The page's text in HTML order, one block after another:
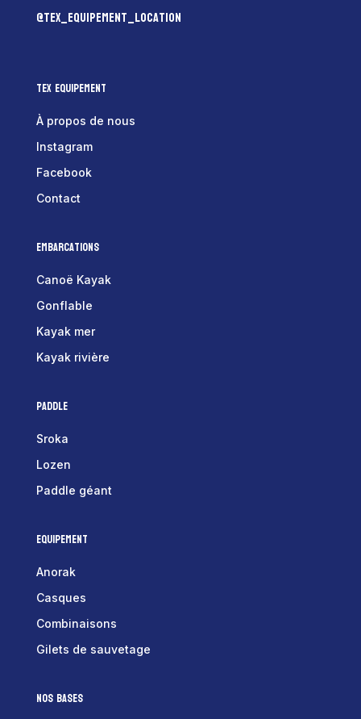
@tex_equipement_location
Tex Equipement
À propos de nous
Instagram
Facebook
Contact
Embarcations
Canoë Kayak
Gonflable
Kayak mer
Kayak rivière
Paddle
Sroka
Lozen
Paddle géant
Equipement
Anorak
Casques
Combinaisons
Gilets de sauvetage
Nos bases